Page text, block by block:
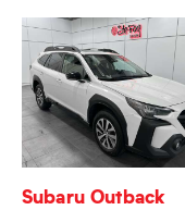
Subaru Outback